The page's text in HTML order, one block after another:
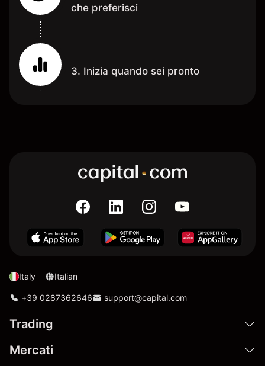
che preferisci
3. Inizia quando sei pronto
Italy Italian
+39 0287362646 support@capital.com
Trading
Mercati